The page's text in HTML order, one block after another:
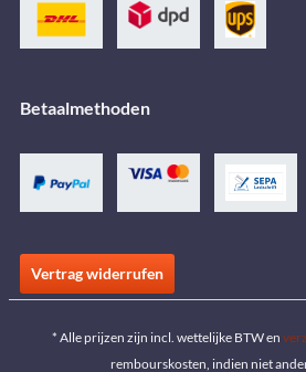
Betaalmethoden
Vertrag widerrufen
* Alle prijzen zijn incl. wettelijke BTW en
rembourskosten, indien niet